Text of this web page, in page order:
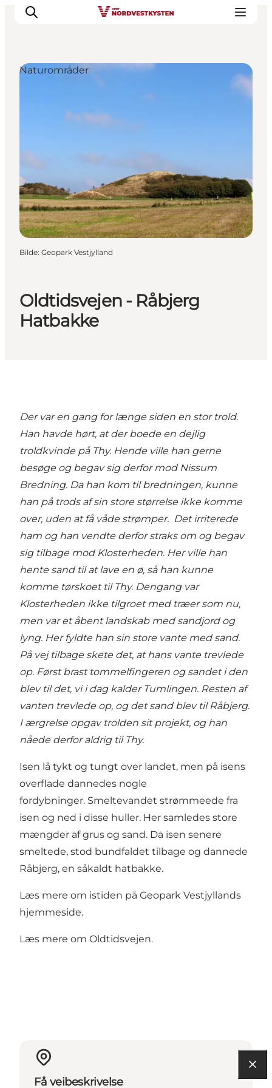
Inspirasjon
Overnatting
Oldtidsvejen - Råbjerg
Hatbakke
Naturområder
Bilde: Geopark Vestjylland
Der var en gang for længe siden en stor trold.
Han havde hørt, at der boede en dejlig
troldkvinde på Thy. Hende ville han gerne
besøge og begav sig derfor mod Nissum
Bredning. Da han kom til bredningen, kunne
han på trods af sin store størrelse ikke komme
over, uden at få våde strømper. Det irriterede
ham og han vendte derfor straks om og begav
sig tilbage mod Klosterheden. Her ville han
hente sand til at lave en ø, så han kunne
komme tørskoet til Thy. Dengang var
Klosterheden ikke tilgroet med træer som nu,
men var et åbent landskab med sandjord og
lyng. Her fyldte han sin store vante med sand.
På vej tilbage skete det, at hans vante trevlede
op. Først brast tommelfingeren og sandet i den
blev til det, vi i dag kalder Tumlingen. Resten af
vanten trevlede op, og det sand blev til Råbjerg.
I ærgrelse opgav trolden sit projekt, og han
nåede derfor aldrig til Thy.
Isen lå tykt og tungt over landet, men på isens
overflade dannedes nogle
fordybninger. Smeltevandet strømmeede fra
isen og ned i disse huller. Her samledes store
mængder af grus og sand. Da isen senere
smeltede, stod bundfaldet tilbage og dannede
Råbjerg, en såkaldt hatbakke.
Læs mere om istiden på Geopark Vestjyllands
hjemmeside.
Læs mere om Oldtidsvejen.
Få veibeskrivelse